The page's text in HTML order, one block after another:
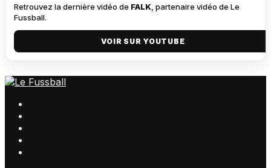
Retrouvez la dernière vidéo de FALK , partenaire vidéo de Le
Fussball.
VOIR SUR YOUTUBE